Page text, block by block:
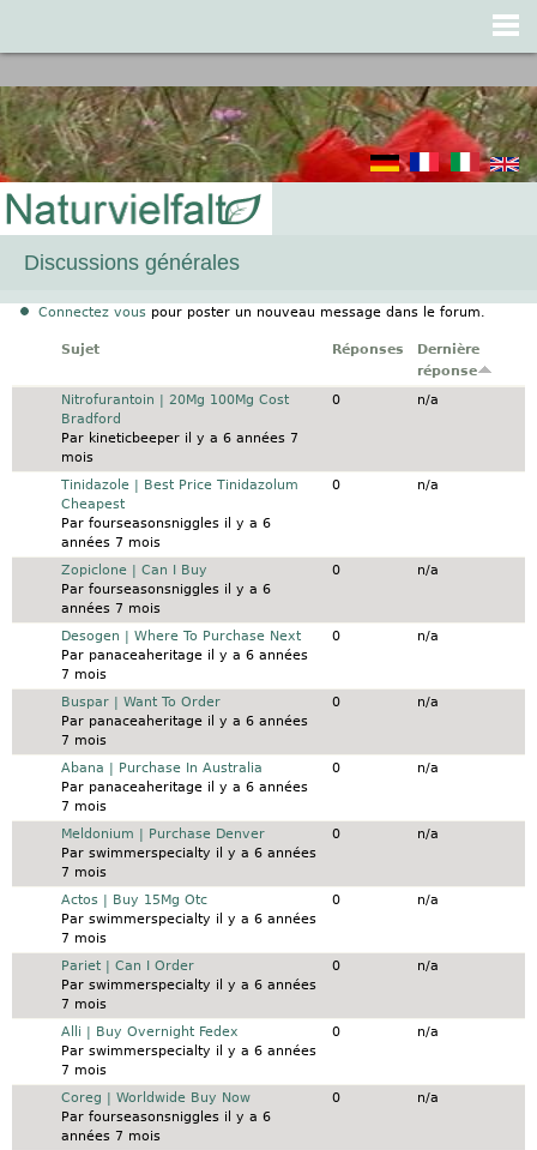
Discussions générales
Connectez vous pour poster un nouveau message dans le forum.
Sujet Réponses
Dernière
réponse
Sujet normalNitrofurantoin | 20Mg 100Mg Cost
Bradford
Par kineticbeeperil y a 6 années 7
mois
0 n/a
Sujet normal
Tinidazole | Best Price Tinidazolum
Cheapest
Par fourseasonsnigglesil y a 6
années 7 mois
0 n/a
Sujet normal
Zopiclone | Can I Buy
Par fourseasonsnigglesil y a 6
années 7 mois
0 n/a
Sujet normalDesogen | Where To Purchase Next
Par panaceaheritageil y a 6 années
7 mois
0 n/a
Sujet normalBuspar | Want To Order
Par panaceaheritageil y a 6 années
7 mois
0 n/a
Sujet normal
Abana | Purchase In Australia
Par panaceaheritageil y a 6 années
7 mois
0 n/a
Sujet normalMeldonium | Purchase Denver
Par swimmerspecialty il y a 6 années
7 mois
0 n/a
Sujet normalActos | Buy 15Mg Otc
Par swimmerspecialty il y a 6 années
7 mois
0 n/a
Sujet normalPariet | Can I Order
Par swimmerspecialty il y a 6 années
7 mois
0 n/a
Sujet normal
Alli | Buy Overnight Fedex
Par swimmerspecialty il y a 6 années
7 mois
0 n/a
Sujet normalCoreg | Worldwide Buy Now
Par fourseasonsnigglesil y a 6
années 7 mois
0 n/a